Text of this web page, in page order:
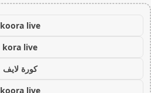
koora live
kora live
كورة لايف
koora live